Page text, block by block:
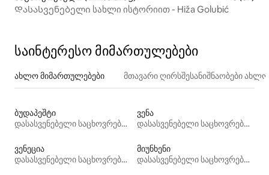
Დასასვენებელი სახლი ისტორიით - Hiža Golubić
საინტერესო მიმართულებები
ახლო მიმართულებები მთავარი ღირსშესანიშნაობები
ბუდაპეშტი
დასასვენებელი საცხოვრებლები
ვენა
დასასვენებელი საცხოვრებლები
ვენეცია
დასასვენებელი საცხოვრებლები
მიუნხენი
დასასვენებელი საცხოვრებლები